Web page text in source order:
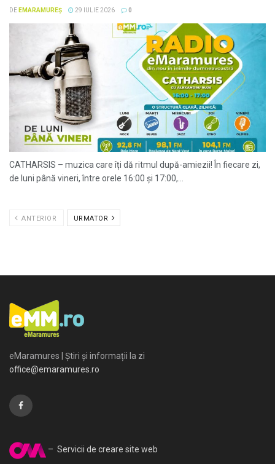
DE EMARAMUREȘ 29 IULIE 2026 0
CATHARSIS – muzica care îți dă ritmul după-amiezii! În fiecare zi,
de luni până vineri, între orele 16:00 și 17:00,...
ANTERIOR URMATOR
eMaramures | Știri și informații la zi
office@emaramures.ro
– Servicii de creare site web